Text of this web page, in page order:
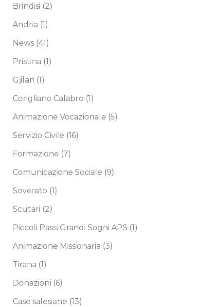
Brindisi (2)
Andria (1)
News (41)
Pristina (1)
Gjilan (1)
Corigliano Calabro (1)
Animazione Vocazionale (5)
Servizio Civile (16)
Formazione (7)
Comunicazione Sociale (9)
Soverato (1)
Scutari (2)
Piccoli Passi Grandi Sogni APS (1)
Animazione Missionaria (3)
Tirana (1)
Donazioni (6)
Case salesiane (13)